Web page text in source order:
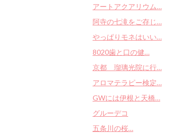
アートアクアリウム…
阿寺の七滝をご存じ…
やっぱりモネはいい…
8020歯と口の健…
京都 瑠璃光院に行…
アロマテラピー検定…
GWには伊根と天橋…
グルーデコ
五条川の桜…